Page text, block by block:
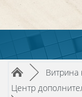
Путь к странице
/► Витрина
Центр